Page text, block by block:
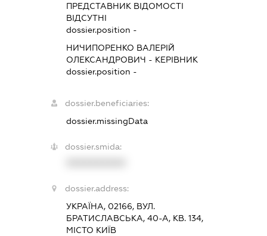
ПРЕДСТАВНИКВІДОМОСТІ
ВІДСУТНІ
dossier.position -
НИЧИПОРЕНКО ВАЛЕРІЙ
ОЛЕКСАНДРОВИЧ - КЕРІВНИК
dossier.position -
dossier.beneficiaries:
dossier.missingData
dossier.smida:
dossier.address:
УКРАЇНА, 02166, ВУЛ.
БРАТИСЛАВСЬКА, 40-А, КВ. 134,
МІСТО КИЇВ